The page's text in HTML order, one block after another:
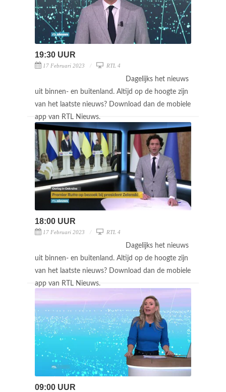
19:30 UUR
17 Februari 2023 RTL 4
Dagelijks het nieuws
uit binnen- en buitenland. Altijd op de hoogte zijn
van het laatste nieuws? Download dan de mobiele
app van RTL Nieuws.
18:00 UUR
17 Februari 2023 RTL 4
Dagelijks het nieuws
uit binnen- en buitenland. Altijd op de hoogte zijn
van het laatste nieuws? Download dan de mobiele
app van RTL Nieuws.
09:00 UUR